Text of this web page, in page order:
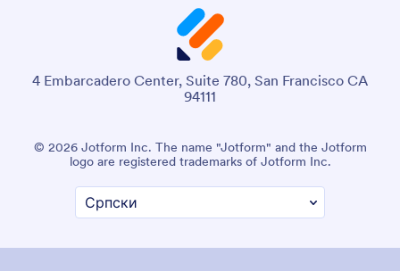
4 Embarcadero Center, Suite 780, San Francisco CA
94111
© 2026 Jotform Inc. The name "Jotform" and the Jotform
logo are registered trademarks of Jotform Inc.